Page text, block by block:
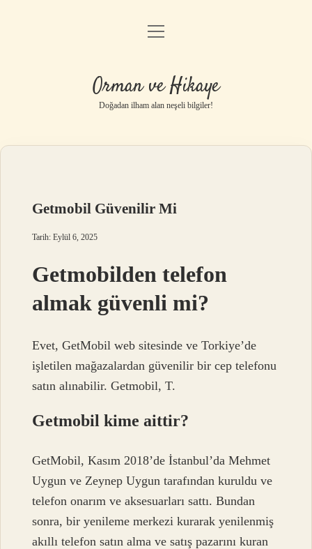
Anasayfa
Yasal Uyarı
menüyü
Orman ve Hikaye
Doğadan ilham alan neşeli bilgiler!
Getmobil Güvenilir Mi
Tarih: Eylül 6, 2025
Getmobilden telefon
almak güvenli mi?
Evet, GetMobil web sitesinde ve Torkiye’de
işletilen mağazalardan güvenilir bir cep telefonu
satın alınabilir. Getmobil, T.
Getmobil kime aittir?
GetMobil, Kasım 2018’de İstanbul’da Mehmet
Uygun ve Zeynep Uygun tarafından kuruldu ve
telefon onarım ve aksesuarları sattı. Bundan
sonra, bir yenileme merkezi kurarak yenilenmiş
akıllı telefon satın alma ve satış pazarını kuran